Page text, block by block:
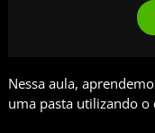
Nessa aula,
uma pasta utilizando